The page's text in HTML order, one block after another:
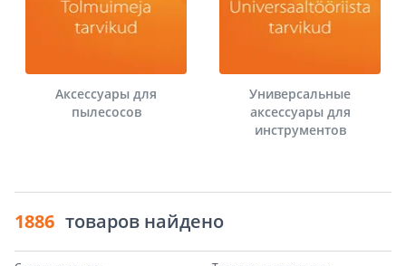
Аксессуары для
пылесосов
Универсальные
аксессуары для
инструментов
1886 товаров найдено